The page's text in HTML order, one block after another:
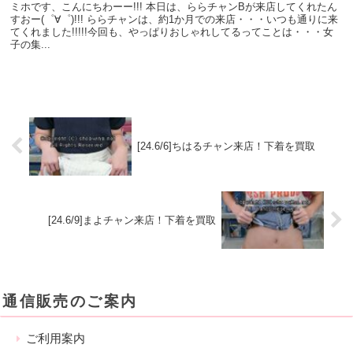
ミホです、こんにちわーー!!! 本日は、ららチャンBが来店してくれたん
すおー(゜∀゜)!!! ららチャンは、約1か月での来店・・・いつも通りに来
てくれました!!!!!今回も、やっぱりおしゃれしてるってことは・・・女
子の集...
[24.6/6]ちはるチャン来店！下着を買取
[24.6/9]まよチャン来店！下着を買取
通信販売のご案内
ご利用案内